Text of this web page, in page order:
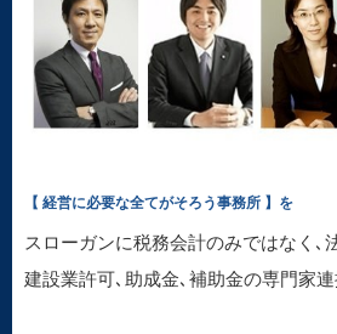
【 経営に必要な全てがそろう事務所 】を
スローガンに税務会計のみではなく､
建設業許可､助成金､補助金の専門家